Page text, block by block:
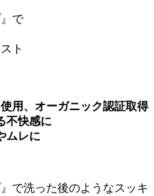
』で
ト
用、オーガニック認証取得
不快感に
ムレに
』で洗った後のようなスッキ